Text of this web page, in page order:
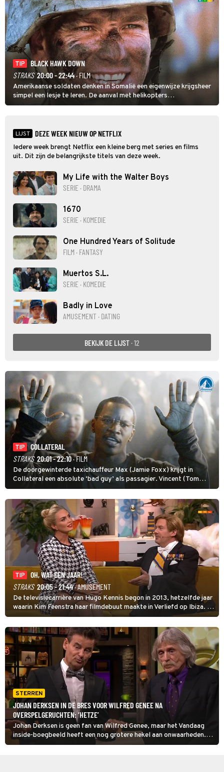
TIP
BLACK HAWK DOWN
STRAKS 20:00 - 22:44· FILM
Amerikaanse soldaten denken in Somalië een eigenwijze krijgsheer
simpel een lesje te leren. De aanval met helikopters
verloopt in Black Hawk down dramatisch.
LIJST DEZE WEEK NIEUW OP NETFLIX
Iedere week brengt Netflix een kleine berg met series en films
uit. Dit zijn de belangrijkste titels van deze week.
My Life with the Walter Boys
SERIE · DRAMA
1670
SERIE · KOMEDIE
One Hundred Years of Solitude
FILM · FANTASY
Muertos S.L.
SERIE · KOMEDIE
Badly in Love
AMUSEMENT · DATING
BEKIJK DE LIJST · 12
TIP
COLLATERAL
STRAKS 20:01 - 22:10· FILM
De doorgewinterde taxichauffeur Max (Jamie Foxx) krijgt in
Collateral een absolute ‘bad guy’ als passagier. Vincent (Tom
Cruise) heeft hem nodig om hem de stad door te loodsen om een
wel heel lugubere reden.
TIP
OH, WAT EEN JAAR!
STRAKS 20:05 - 21:44· AMUSEMENT
De televisiecarrière van Hugo Kennis begon in 2013, hetzelfde jaar
waarin Kim Feenstra haar filmdebuut maakte in Verliefd op Ibiza. In
Oh, Wat een Jaar! wordt duidelijk wat ze nog meer weten van het
jaar waarin ze allebei eindtwintigers waren.
STERREN
JOHAN DERKSEN IN DE BRES VOOR WILFRED GENEE NA
OVERSPELGERUCHTEN: ‘HETZE’
Johan Derksen is geen fan van Wilfred Genee, maar het Vandaag
inside-boegbeeld heeft een nog grotere hekel aan onwaarheden.
Volgens Derksen klopt er niets van de aanhoudende claims dat zijn